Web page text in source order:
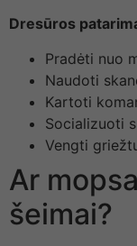
Dresūros
Pradėti nuo
Naudoti
Kartoti
Socializuoti
Vengti
Ar
šeimai?